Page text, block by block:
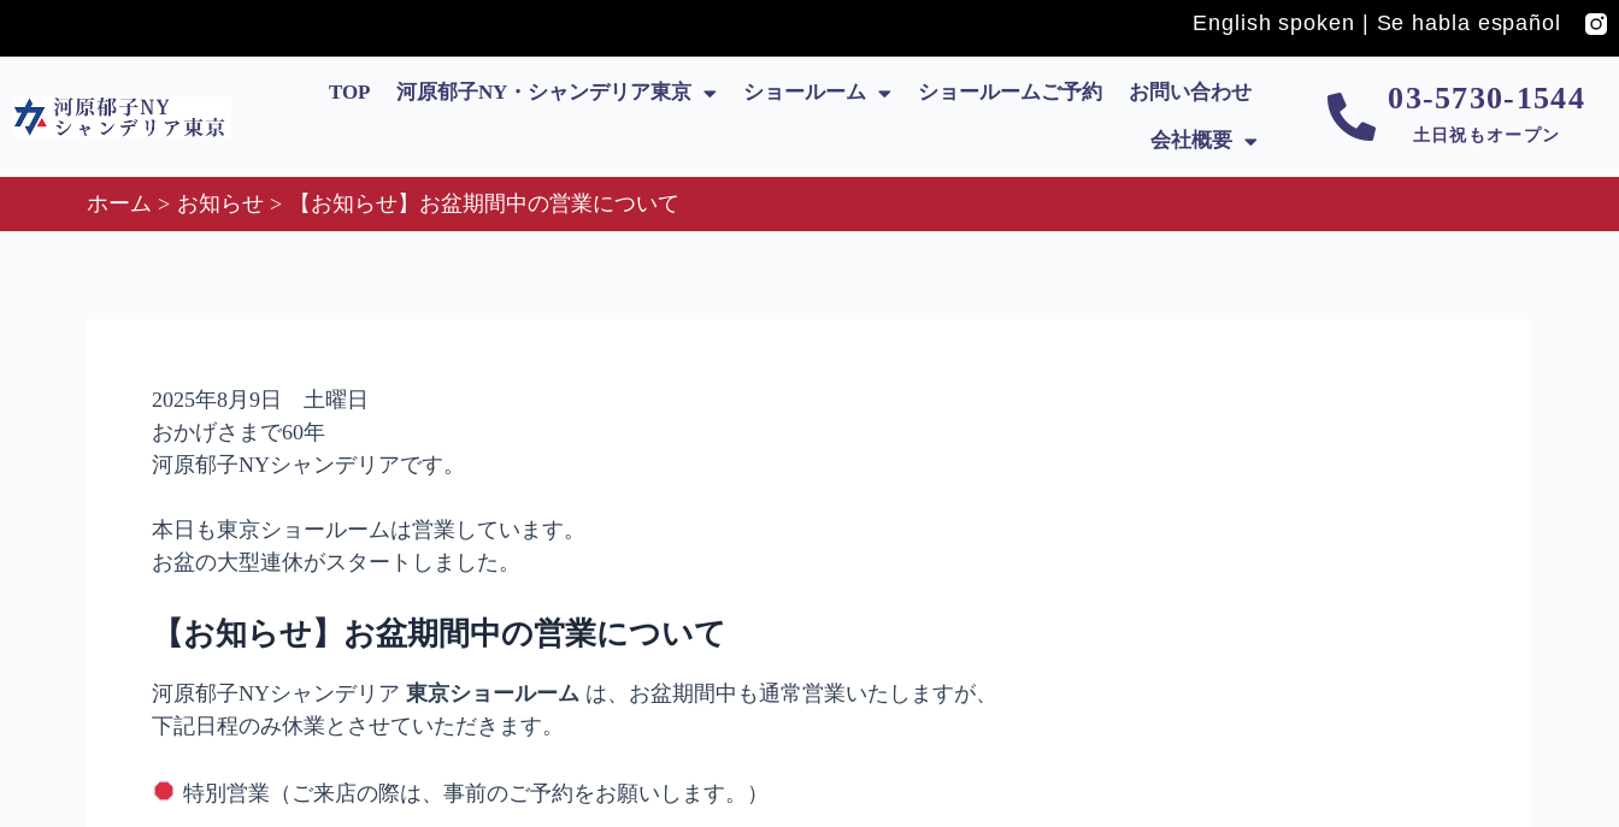
ス
ッ
English spoken | Se habla español
TOP 河原郁子NY・シャンデリア東京 ショールーム ショールームご予約 お問い合わせ
会社概要
03-5730-1544
土日祝もオープン
ホーム お知らせ 【お知らせ】お盆期間中の営業について
2025年8月9日 土曜日
おかげさまで60年
河原郁子NYシャンデリアです。
本日も東京ショールームは営業しています。
お盆の大型連休がスタートしました。
【お知らせ】お盆期間中の営業について
河原郁子NYシャンデリア 東京ショールーム は、お盆期間中も通常営業いたしますが、
下記日程のみ休業とさせていただきます。
特別営業（ご来店の際は、事前のご予約をお願いします。）